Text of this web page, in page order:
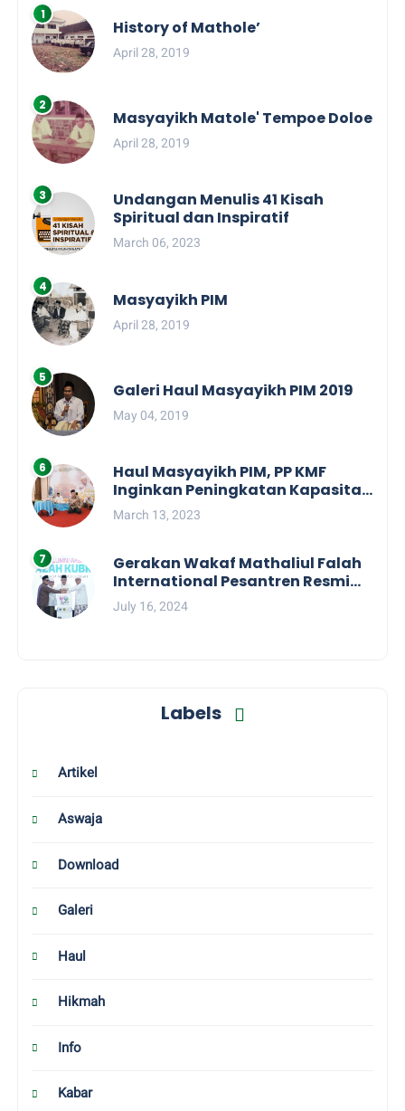
History of Mathole’
April 28, 2019
Masyayikh Matole' Tempoe Doloe
April 28, 2019
Undangan Menulis 41 Kisah
Spiritual dan Inspiratif
March 06, 2023
Masyayikh PIM
April 28, 2019
Galeri Haul Masyayikh PIM 2019
May 04, 2019
Haul Masyayikh PIM, PP KMF
Inginkan Peningkatan Kapasitas
dan Kolaborasi Semua KMF
Daerah
March 13, 2023
Gerakan Wakaf Mathaliul Falah
International Pesantren Resmi
Diluncurkan
July 16, 2024
Labels
Artikel
Aswaja
Download
Galeri
Haul
Hikmah
Info
Kabar